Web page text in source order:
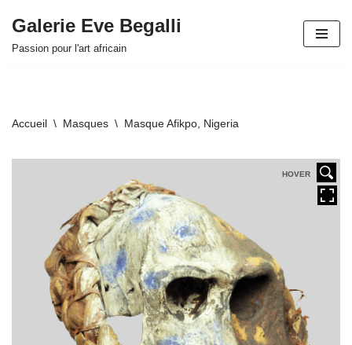
Aller
Galerie Eve Begalli
Passion pour l'art africain
Accueil \ Masques \ Masque Afikpo, Nigeria
HOVER